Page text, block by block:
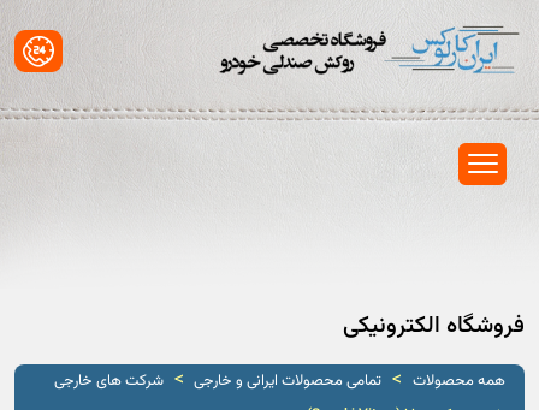
فروشگاه الکترونیکی
همه محصولات > تمامی محصولات ایرانی و خارجی > شرکت های خارجی